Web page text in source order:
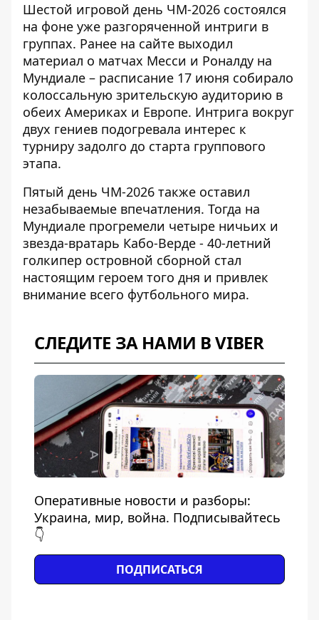
Шестой игровой день ЧМ-2026 состоялся
на фоне уже разгоряченной интриги в
группах. Ранее на сайте выходил
материал о матчах Месси и Роналду на
Мундиале – расписание 17 июня собирало
колоссальную зрительскую аудиторию в
обеих Америках и Европе. Интрига вокруг
двух гениев подогревала интерес к
турниру задолго до старта группового
этапа.
Пятый день ЧМ-2026 также оставил
незабываемые впечатления. Тогда на
Мундиале прогремели четыре ничьих и
звезда-вратарь Кабо-Верде - 40-летний
голкипер островной сборной стал
настоящим героем того дня и привлек
внимание всего футбольного мира.
СЛЕДИТЕ ЗА НАМИ В VIBER
Оперативные новости и разборы:
Украина, мир, война. Подписывайтесь
👇
ПОДПИСАТЬСЯ